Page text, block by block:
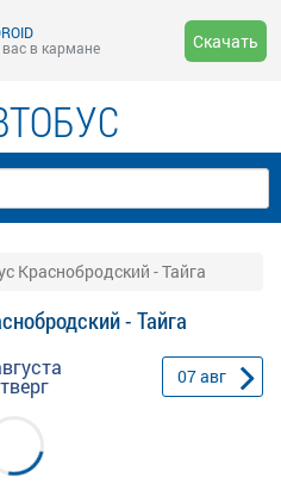
в кармане
Скачать
Краснобродский - Тайга
- Тайга
07авг